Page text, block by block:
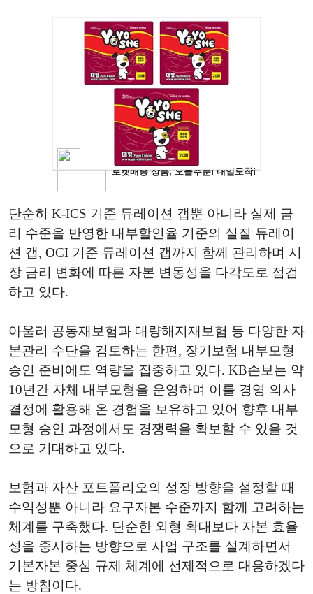
단순히 K-ICS 기준 듀레이션 갭뿐 아니라 실제 금
리 수준을 반영한 내부할인율 기준의 실질 듀레이
션 갭, OCI 기준 듀레이션 갭까지 함께 관리하며 시
장 금리 변화에 따른 자본 변동성을 다각도로 점검
하고 있다.
아울러 공동재보험과 대량해지재보험 등 다양한 자
본관리 수단을 검토하는 한편, 장기보험 내부모형
승인 준비에도 역량을 집중하고 있다. KB손보는 약
10년간 자체 내부모형을 운영하며 이를 경영 의사
결정에 활용해 온 경험을 보유하고 있어 향후 내부
모형 승인 과정에서도 경쟁력을 확보할 수 있을 것
으로 기대하고 있다.
보험과 자산 포트폴리오의 성장 방향을 설정할 때
수익성뿐 아니라 요구자본 수준까지 함께 고려하는
체계를 구축했다. 단순한 외형 확대보다 자본 효율
성을 중시하는 방향으로 사업 구조를 설계하면서
기본자본 중심 규제 체계에 선제적으로 대응하겠다
는 방침이다.